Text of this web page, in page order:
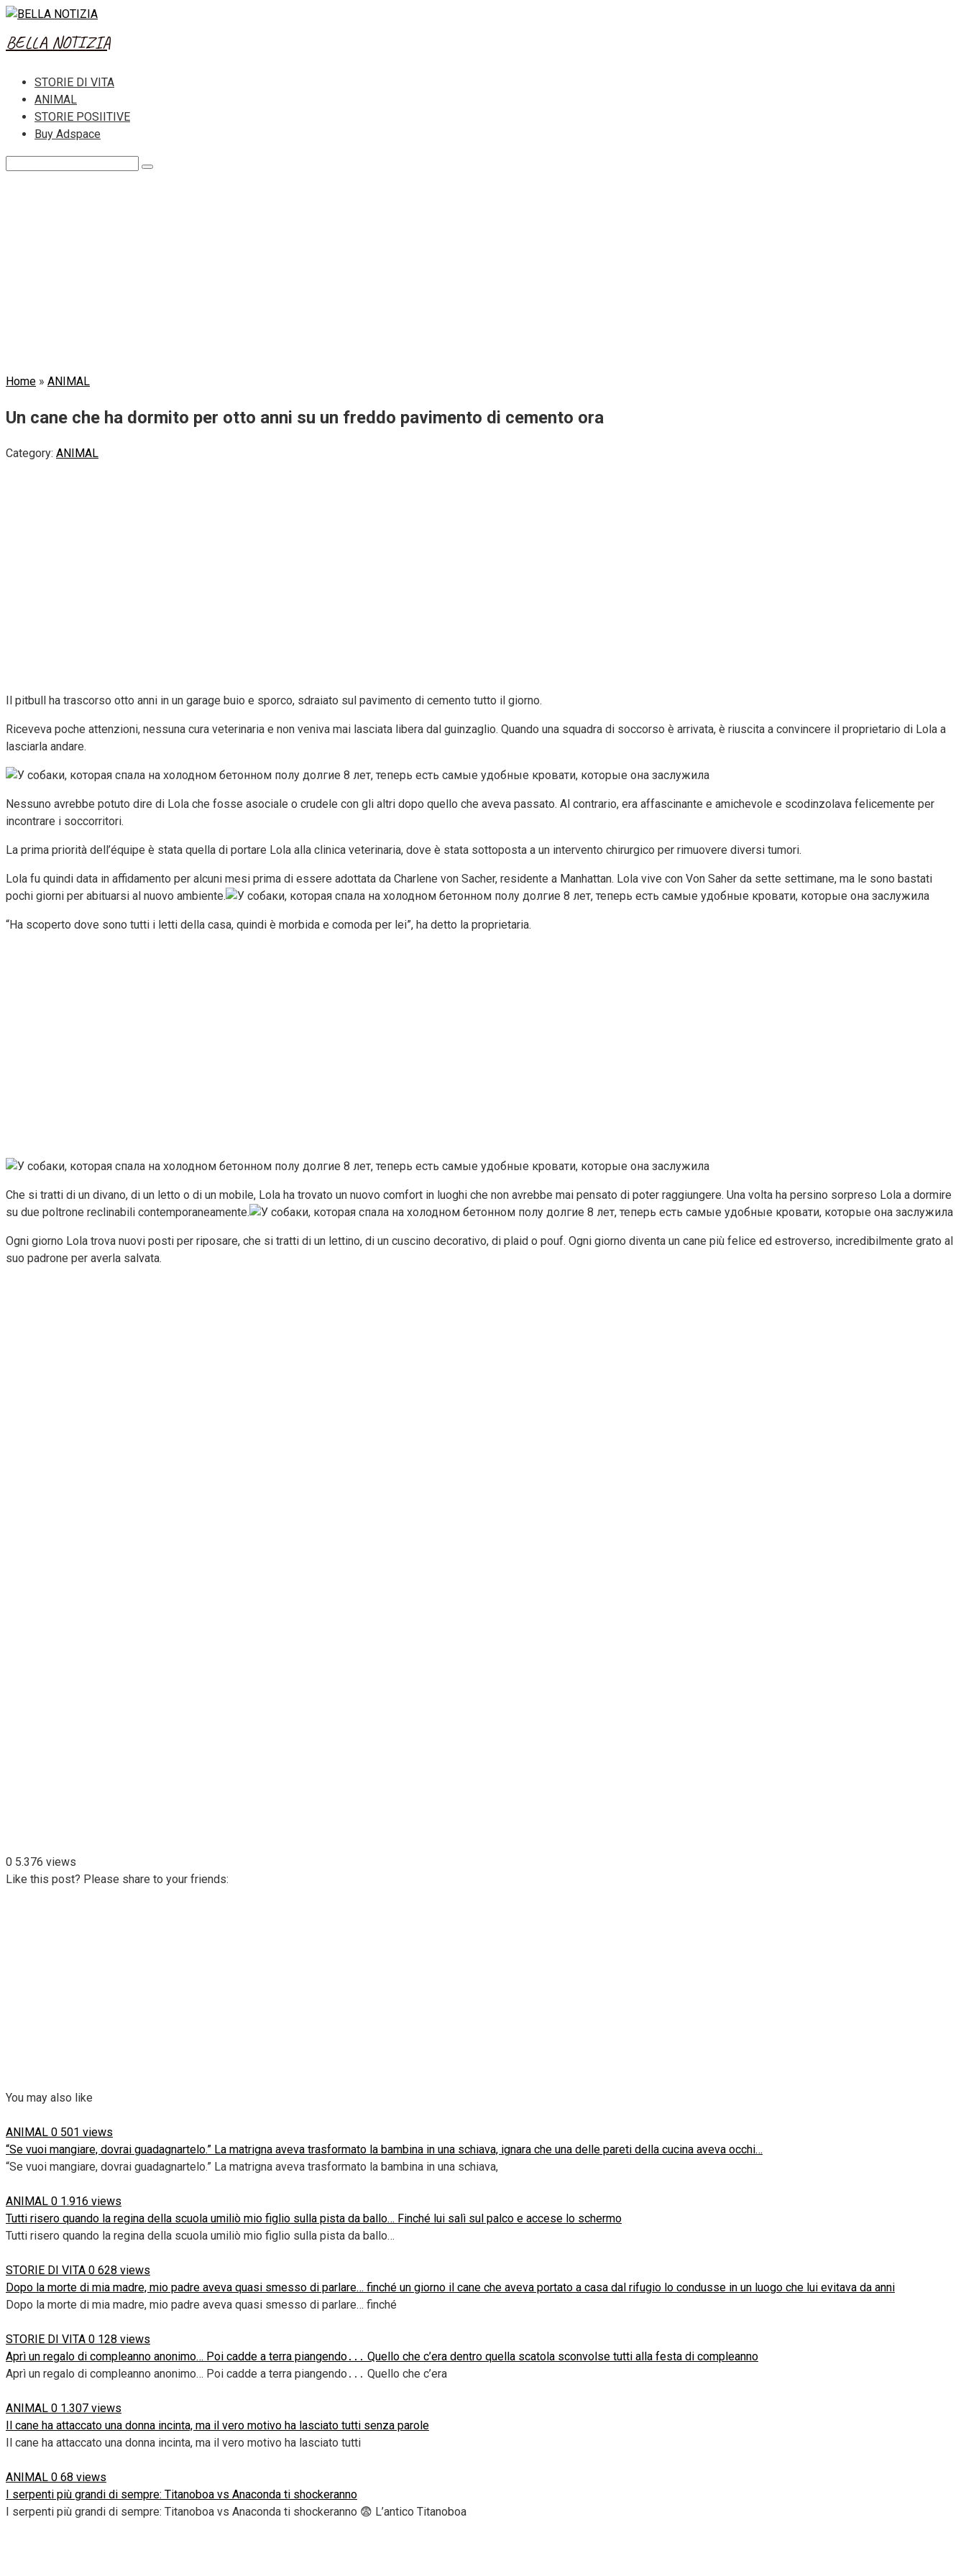
Skip
content
BELLA NOTIZIA
STORIE DI VITA
ANIMAL
STORIE POSIITIVE
Buy Adspace
Home » ANIMAL
Un cane che ha dormito per otto anni su un freddo pavimento di cemento ora
Category: ANIMAL
Il pitbull ha trascorso otto anni in un garage buio e sporco, sdraiato sul pavimento di cemento tutto il giorno.
Riceveva poche attenzioni, nessuna cura veterinaria e non veniva mai lasciata libera dal guinzaglio. Quando una squadra di soccorso è arrivata, è riuscita a convincere il proprietario di Lola a
lasciarla andare.
Nessuno avrebbe potuto dire di Lola che fosse asociale o crudele con gli altri dopo quello che aveva passato. Al contrario, era affascinante e amichevole e scodinzolava felicemente per
incontrare i soccorritori.
La prima priorità dell’équipe è stata quella di portare Lola alla clinica veterinaria, dove è stata sottoposta a un intervento chirurgico per rimuovere diversi tumori.
Lola fu quindi data in affidamento per alcuni mesi prima di essere adottata da Charlene von Sacher, residente a Manhattan. Lola vive con Von Saher da sette settimane, ma le sono bastati
pochi giorni per abituarsi al nuovo ambiente.
“Ha scoperto dove sono tutti i letti della casa, quindi è morbida e comoda per lei”, ha detto la proprietaria.
Che si tratti di un divano, di un letto o di un mobile, Lola ha trovato un nuovo comfort in luoghi che non avrebbe mai pensato di poter raggiungere. Una volta ha persino sorpreso Lola a dormire
su due poltrone reclinabili contemporaneamente.
Ogni giorno Lola trova nuovi posti per riposare, che si tratti di un lettino, di un cuscino decorativo, di plaid o pouf. Ogni giorno diventa un cane più felice ed estroverso, incredibilmente grato al
suo padrone per averla salvata.
0 5.376 views
Like this post? Please share to your friends:
You may also like
ANIMAL 0 501 views
“Se vuoi mangiare, dovrai guadagnartelo.” La matrigna aveva trasformato la bambina in una schiava, ignara che una delle pareti della cucina aveva occhi…
“Se vuoi mangiare, dovrai guadagnartelo.” La matrigna aveva trasformato la bambina in una schiava,
ANIMAL 0 1.916 views
Tutti risero quando la regina della scuola umiliò mio figlio sulla pista da ballo… Finché lui salì sul palco e accese lo schermo
Tutti risero quando la regina della scuola umiliò mio figlio sulla pista da ballo…
STORIE DI VITA 0 628 views
Dopo la morte di mia madre, mio padre aveva quasi smesso di parlare… finché un giorno il cane che aveva portato a casa dal rifugio lo condusse in un luogo che lui evitava da anni
Dopo la morte di mia madre, mio padre aveva quasi smesso di parlare… finché
STORIE DI VITA 0 128 views
Aprì un regalo di compleanno anonimo… Poi cadde a terra piangendo․․․ Quello che c’era dentro quella scatola sconvolse tutti alla festa di compleanno
Aprì un regalo di compleanno anonimo… Poi cadde a terra piangendo․․․ Quello che c’era
ANIMAL 0 1.307 views
Il cane ha attaccato una donna incinta, ma il vero motivo ha lasciato tutti senza parole
Il cane ha attaccato una donna incinta, ma il vero motivo ha lasciato tutti
ANIMAL 0 68 views
I serpenti più grandi di sempre: Titanoboa vs Anaconda ti shockeranno
I serpenti più grandi di sempre: Titanoboa vs Anaconda ti shockeranno 😨 L’antico Titanoboa